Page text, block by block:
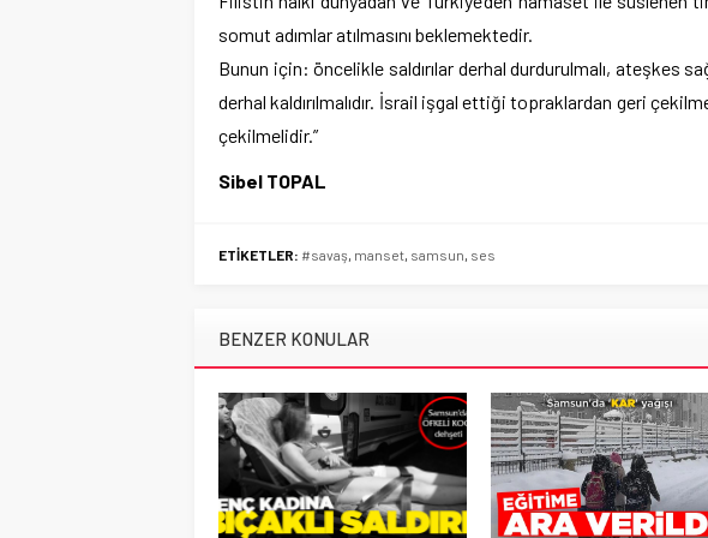
somut adımlar atılmasını beklemektedir.
Bunun için: öncelikle saldırılar derhal durdurulmalı, ateşkes
derhal kaldırılmalıdır. İsrail işgal ettiği topraklardan geri
çekilmelidir.”
Sibel TOPAL
ETİKETLER: #savaş, manset, samsun, ses
BENZER KONULAR